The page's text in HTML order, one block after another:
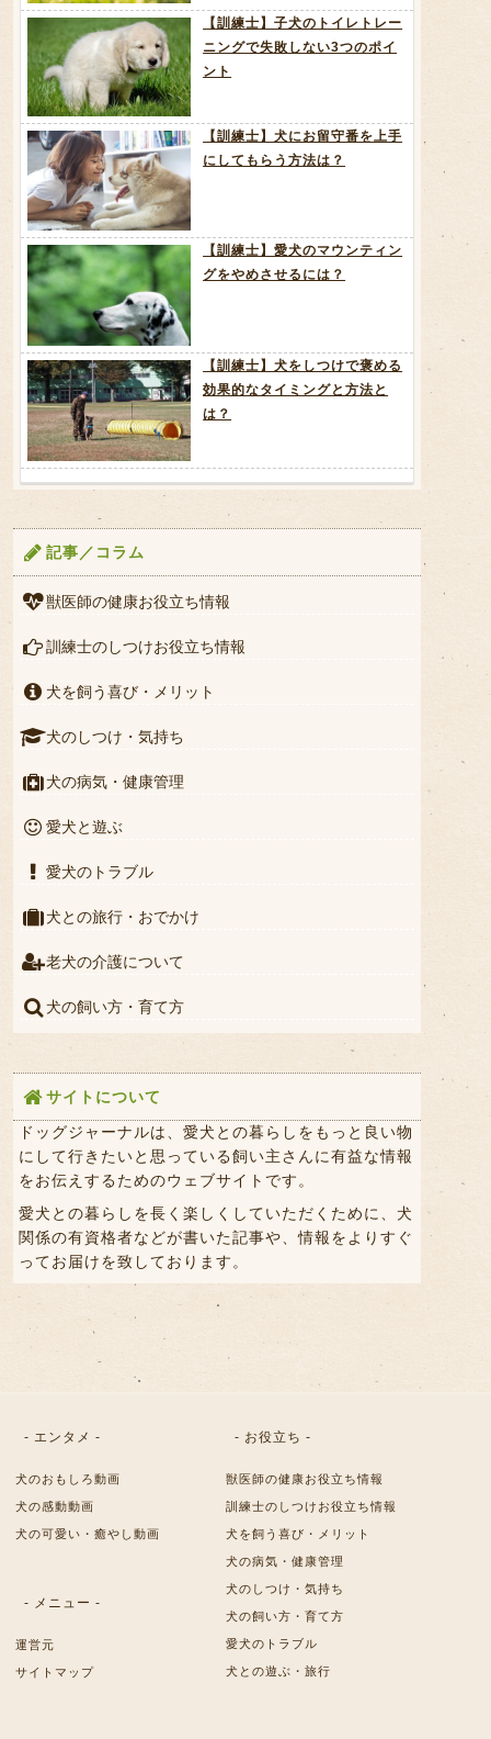
【訓練士】子犬のトイレトレー
ニングで失敗しない3つのポイ
ント
【訓練士】犬にお留守番を上手
にしてもらう方法は？
【訓練士】愛犬のマウンティン
グをやめさせるには？
【訓練士】犬をしつけで褒める
効果的なタイミングと方法と
は？
記事／コラム
獣医師の健康お役立ち情報
訓練士のしつけお役立ち情報
犬を飼う喜び・メリット
犬のしつけ・気持ち
犬の病気・健康管理
愛犬と遊ぶ
愛犬のトラブル
犬との旅行・おでかけ
老犬の介護について
犬の飼い方・育て方
サイトについて
ドッグジャーナルは、愛犬との暮らしをもっと良い物
にして行きたいと思っている飼い主さんに有益な情報
をお伝えするためのウェブサイトです。
愛犬との暮らしを長く楽しくしていただくために、犬
関係の有資格者などが書いた記事や、情報をよりすぐ
ってお届けを致しております。
- エンタメ -
犬のおもしろ動画
犬の感動動画
犬の可愛い・癒やし動画
- お役立ち -
獣医師の健康お役立ち情報
訓練士のしつけお役立ち情報
犬を飼う喜び・メリット
犬の病気・健康管理
犬のしつけ・気持ち
犬の飼い方・育て方
愛犬のトラブル
犬との遊ぶ・旅行
- メニュー -
運営元
サイトマップ